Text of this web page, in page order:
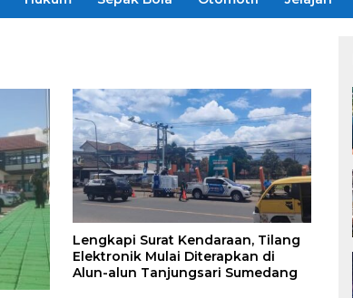
Lengkapi Surat Kendaraan, Tilang
Elektronik Mulai Diterapkan di
Alun-alun Tanjungsari Sumedang